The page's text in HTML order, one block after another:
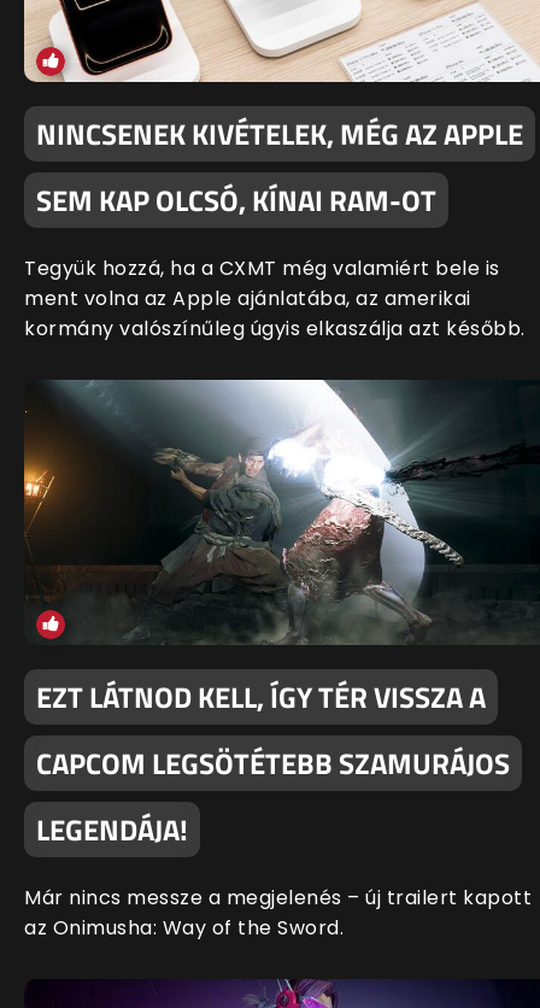
NINCSENEK KIVÉTELEK, MÉG AZ APPLE
SEM KAP OLCSÓ, KÍNAI RAM-OT
Tegyük hozzá, ha a CXMT még valamiért bele is
ment volna az Apple ajánlatába, az amerikai
kormány valószínűleg úgyis elkaszálja azt később.
EZT LÁTNOD KELL, ÍGY TÉR VISSZA A
CAPCOM LEGSÖTÉTEBB SZAMURÁJOS
LEGENDÁJA!
Már nincs messze a megjelenés – új trailert kapott
az Onimusha: Way of the Sword.